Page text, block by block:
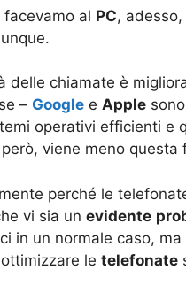
facevamo al PC,
delle chiamate è
– Google e Apple
operativi efficienti e
viene meno questa
perché le
vi sia un evidente
in un normale caso,
le telefonate